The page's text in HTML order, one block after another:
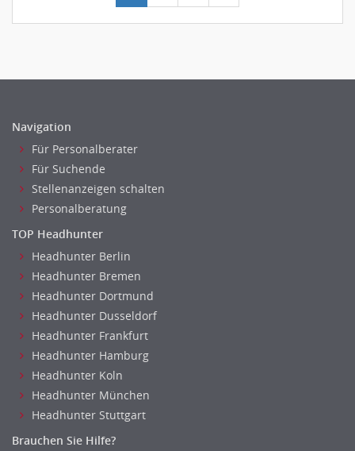
Navigation
Für Personalberater
Für Suchende
Stellenanzeigen schalten
Personalberatung
TOP Headhunter
Headhunter Berlin
Headhunter Bremen
Headhunter Dortmund
Headhunter Dusseldorf
Headhunter Frankfurt
Headhunter Hamburg
Headhunter Koln
Headhunter München
Headhunter Stuttgart
Brauchen Sie Hilfe?